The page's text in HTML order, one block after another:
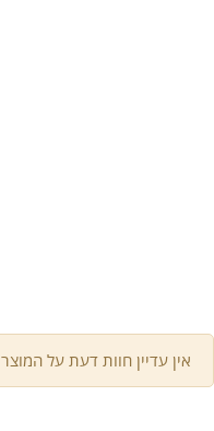
אין עדיין חוות דעת על המוצר